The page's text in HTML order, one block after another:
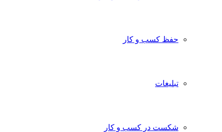
حفظ کسب و کار
تبلیغات
شکست در کسب و کار